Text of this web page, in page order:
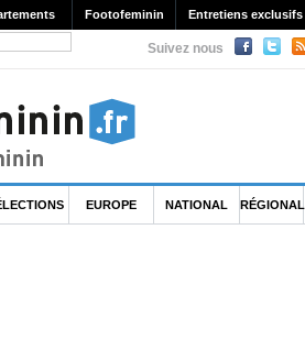
Footofeminin Entretiens exclusifs
Suivez nous
EUROPE NATIONAL RÉGIONAL